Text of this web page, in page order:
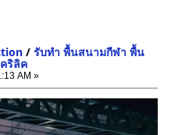
/รับทำ พื้นสนามกีฬา พื้น
ริลิค
AM »